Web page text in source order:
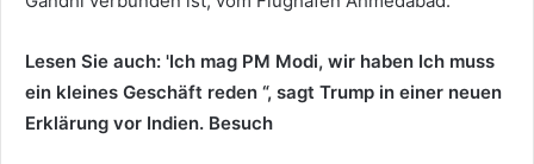
Lesen Sie auch: 'Ich mag PM Modi, wir haben Ich muss
ein kleines Geschäft reden “, sagt Trump in einer neuen
Erklärung vor Indien. Besuch